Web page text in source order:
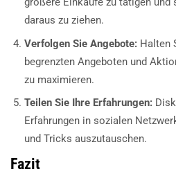
daraus zu ziehen.
Verfolgen Sie Angebote: Halten
begrenzten Angeboten und
zu maximieren.
Teilen Sie Ihre Erfahrungen:
Erfahrungen in sozialen
und Tricks auszutauschen.
Fazit